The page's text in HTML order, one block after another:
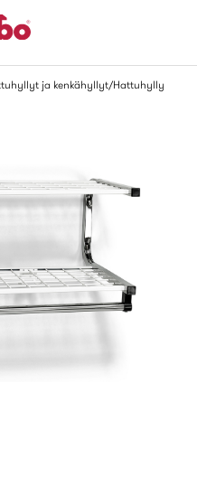
ja kenkähyllyt Hattuhylly